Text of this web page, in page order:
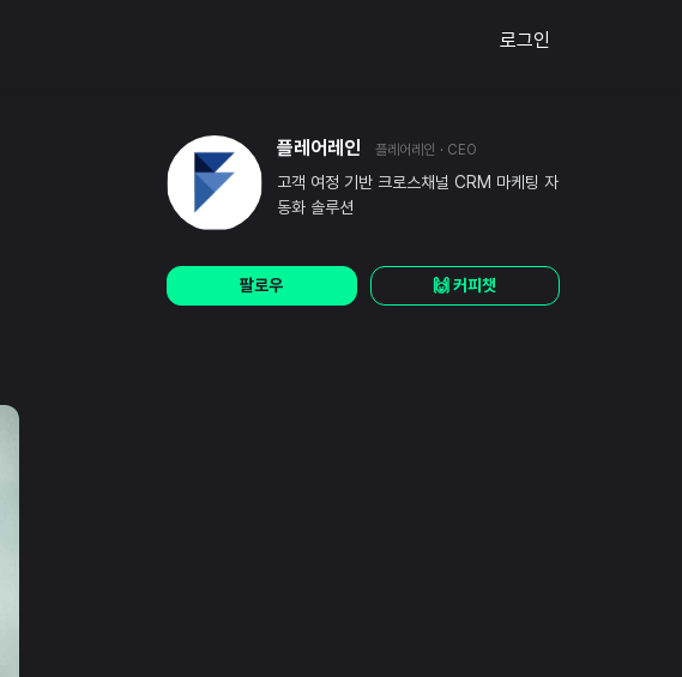
로그인
플레어레인 플레어레인 · CEO
고객 여정 기반 크로스채널 CRM 마케팅 자
동화 솔루션
팔로우 🙌 커피챗